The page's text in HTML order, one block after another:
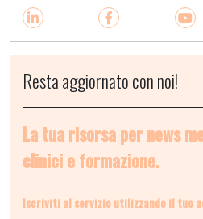
Resta aggiornato con noi!
La tua risorsa per news
clinici e formazione.
Iscriviti al servizio utilizzando il tuo